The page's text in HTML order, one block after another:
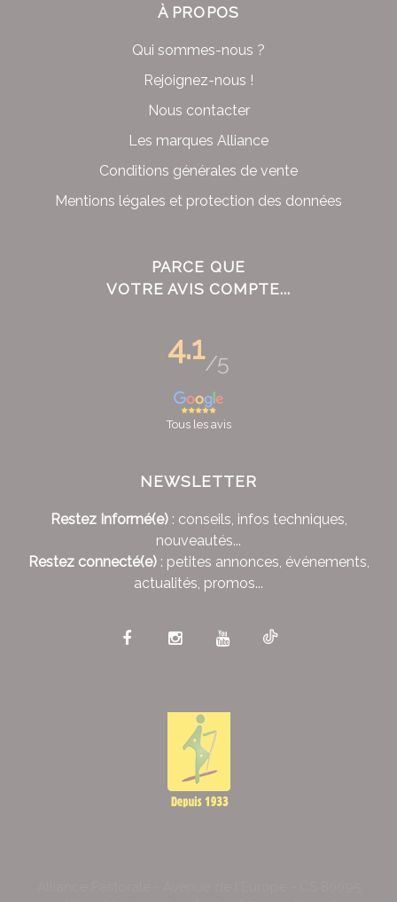
À PROPOS
Qui sommes-nous ?
Rejoignez-nous !
Nous contacter
Les marques Alliance
Conditions générales de vente
Mentions légales et protection des données
PARCE QUE
VOTRE AVIS COMPTE...
4.1/5
Tous les avis
NEWSLETTER
Restez Informé(e): conseils, infos techniques,
nouveautés...
Restez connecté(e): petites annonces, événements,
actualités, promos...